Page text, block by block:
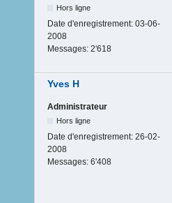
Hors ligne
Date d'enregistrement: 03-06-
2008
Messages: 2'618
Yves H
Administrateur
Hors ligne
Date d'enregistrement: 26-02-
2008
Messages: 6'408